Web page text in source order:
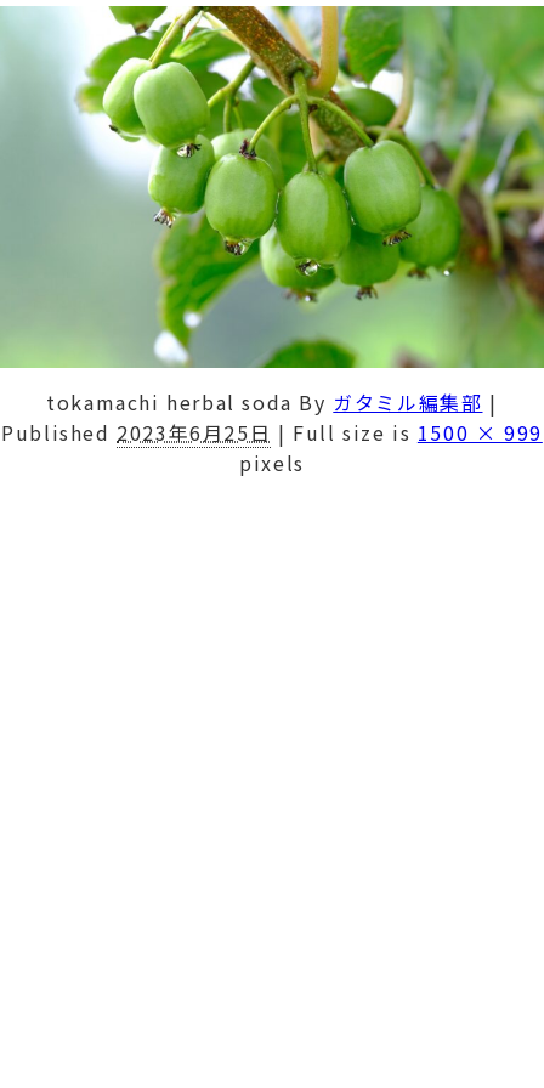
tokamachi herbal soda By ガタミル編集部 |
Published 2023年6月25日 | Full size is 1500 × 999
pixels